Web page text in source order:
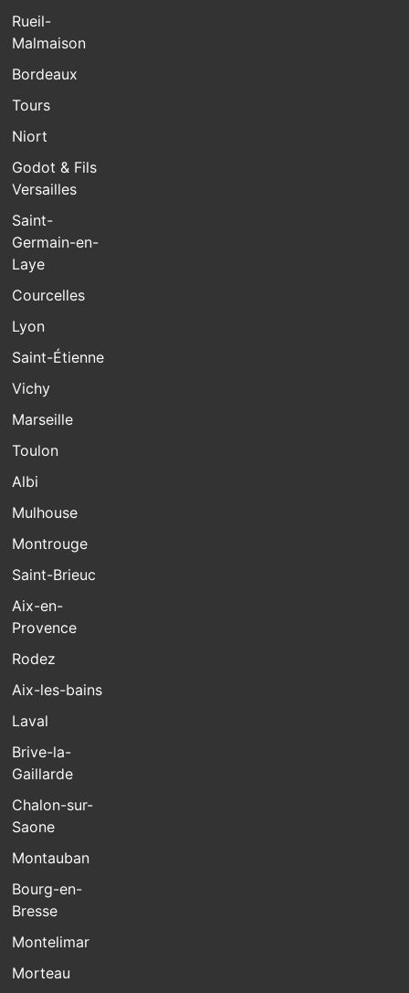
Rueil-
Malmaison
Bordeaux
Tours
Niort
Godot & Fils
Versailles
Saint-
Germain-en-
Laye
Courcelles
Lyon
Saint-Étienne
Vichy
Marseille
Toulon
Albi
Mulhouse
Montrouge
Saint-Brieuc
Aix-en-
Provence
Rodez
Aix-les-bains
Laval
Brive-la-
Gaillarde
Chalon-sur-
Saone
Montauban
Bourg-en-
Bresse
Montelimar
Morteau